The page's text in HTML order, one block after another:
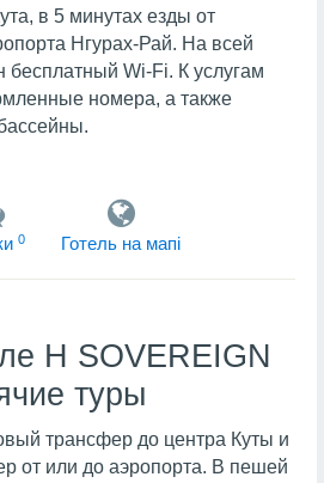
в 5 минутах езды от
Нгурах-Рай. На всей
бесплатный Wi-Fi. К услугам
номера, а также
0 Готель на мапi
H SOVEREIGN
туры
трансфер до центра Куты и
от или до аэропорта. В пешей